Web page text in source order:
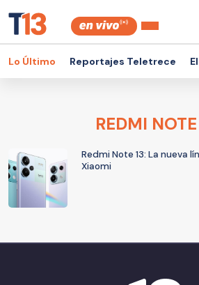
Lo Último Reportajes Teletrece
REDMI NOTE
Redmi Note 13: La nueva
Xiaomi